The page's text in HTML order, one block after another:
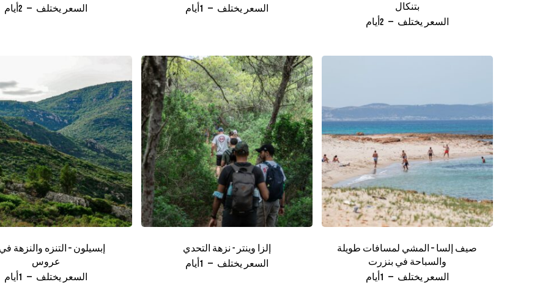
بتنكال
السعر يختلف
2أيام
السعر يختلف
1أيام
السعر يختلف
2أيام
صيف إلسا – المشي لمسافات طويلة
والسباحة في بنزرت
السعر يختلف
1أيام
إلزا وينتر - نزهة التحدي
السعر يختلف
1أيام
إبسيلون – التنزه والنزهة
عروس
السعر يختلف
1أيام